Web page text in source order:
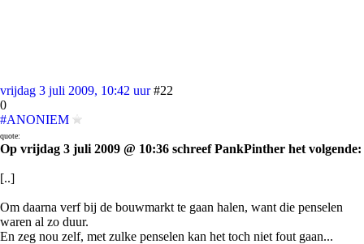
vrijdag 3 juli 2009, 10:42 uur #22
0
#ANONIEM
quote:
Op vrijdag 3 juli 2009 @ 10:36 schreef PankPinther het volgende:
[..]
Om daarna verf bij de bouwmarkt te gaan halen, want die penselen
waren al zo duur.
En zeg nou zelf, met zulke penselen kan het toch niet fout gaan...